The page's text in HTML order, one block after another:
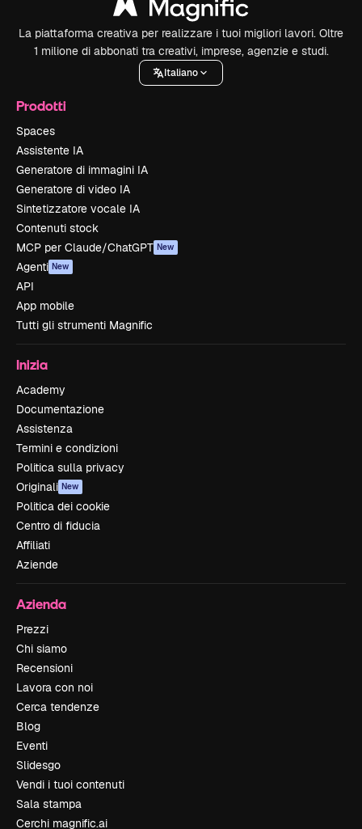
La piattaforma creativa per realizzare i tuoi migliori lavori. Oltre
1 milione di abbonati tra creativi, imprese, agenzie e studi.
Italiano
Prodotti
Spaces
Assistente IA
Generatore di immagini IA
Generatore di video IA
Sintetizzatore vocale IA
Contenuti stock
MCP per Claude/ChatGPT New
Agenti New
API
App mobile
Tutti gli strumenti Magnific
Inizia
Academy
Documentazione
Assistenza
Termini e condizioni
Politica sulla privacy
Originali New
Politica dei cookie
Centro di fiducia
Affiliati
Aziende
Azienda
Prezzi
Chi siamo
Recensioni
Lavora con noi
Cerca tendenze
Blog
Eventi
Slidesgo
Vendi i tuoi contenuti
Sala stampa
Cerchi magnific.ai